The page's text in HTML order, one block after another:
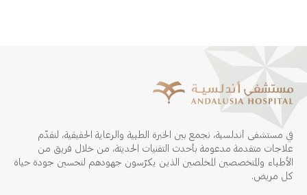
في مستشفى أندلسية، نجمع بين الخبرة الطبية والرعاية الحقيقية، لنقدّم
علاجات متقدمة مدعومة بأحدث التقنيات الحديثة، من خلال فريق من
الأطباء والمتخصصين المخلصين الذين يكرّسون جهودهم لتحسين جودة حياة
كل مريض.